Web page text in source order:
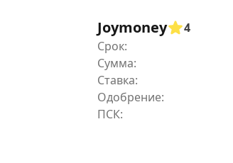
Joymoney
4
Срок:
Сумма:
Ставка:
Одобрение: